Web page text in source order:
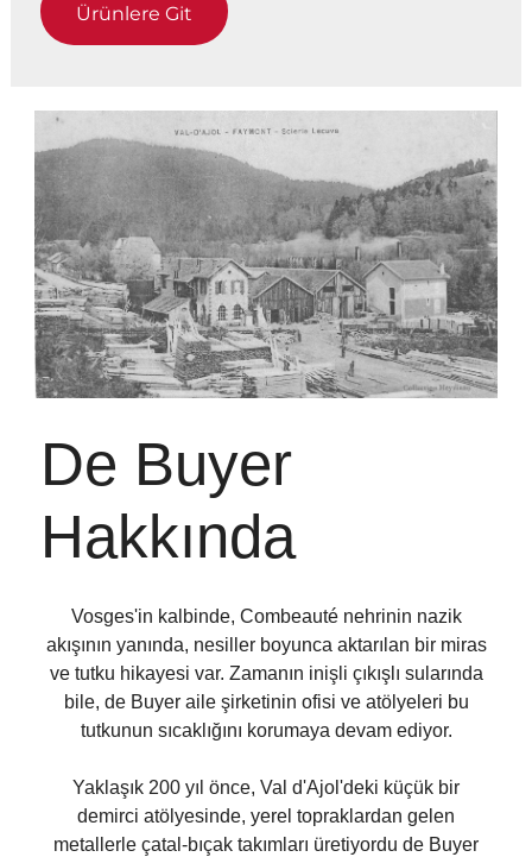
Ürünlere Git
De Buyer
Hakkında
Vosges'in kalbinde, Combeauté nehrinin nazik
akışının yanında, nesiller boyunca aktarılan bir miras
ve tutku hikayesi var. Zamanın inişli çıkışlı sularında
bile, de Buyer aile şirketinin ofisi ve atölyeleri bu
tutkunun sıcaklığını korumaya devam ediyor.
Yaklaşık 200 yıl önce, Val d'Ajol'deki küçük bir
demirci atölyesinde, yerel topraklardan gelen
metallerle çatal-bıçak takımları üretiyordu de Buyer